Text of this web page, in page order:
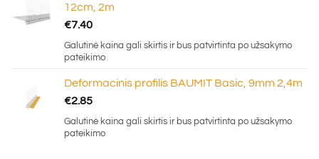
12cm, 2m
€7.40
Galutinė kaina gali skirtis ir bus patvirtinta po užsakymo
pateikimo
Deformacinis profilis BAUMIT Basic, 9mm 2,4m
€2.85
Galutinė kaina gali skirtis ir bus patvirtinta po užsakymo
pateikimo